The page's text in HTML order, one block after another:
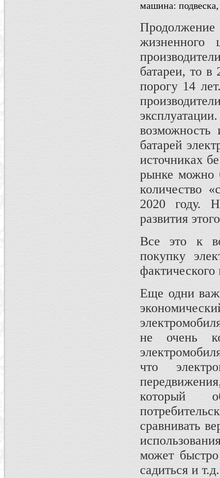
машина: подвеска,
батареи, то
порогу 14
возможность
батарей
источниках
рынке можно
количество
2020 году.
развития
Все это к
покупку
фактического
Еще одни
не очень
что
который
сравнивать
может быстро
садиться и т.д.